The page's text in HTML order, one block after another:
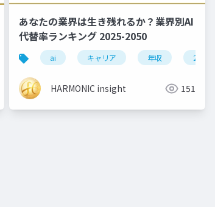
仕事術 業務効率化 プロンプト
あなたの業界は生き残れるか？業界別AI
代替率ランキング 2025-2050
ai キャリア 年収 2050
HARMONIC insight 151